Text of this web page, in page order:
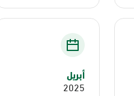
أبريل
2025